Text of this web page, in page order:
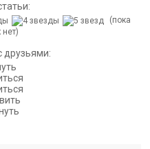
(пока
нет)
друзьями: